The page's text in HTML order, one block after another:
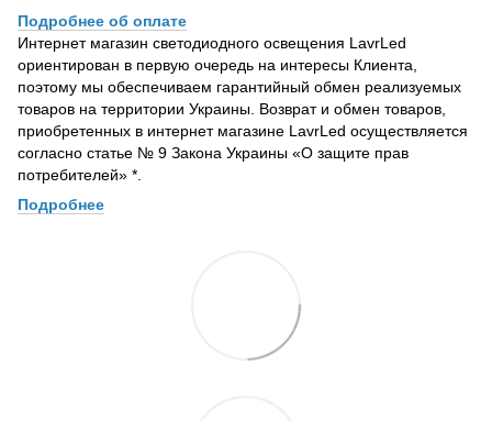
Подробнее об оплате
Интернет магазин светодиодного освещения LavrLed
ориентирован в первую очередь на интересы Клиента,
поэтому мы обеспечиваем гарантийный обмен реализуемых
товаров на территории Украины. Возврат и обмен товаров,
приобретенных в интернет магазине LavrLed осуществляется
согласно статье № 9 Закона Украины «О защите прав
потребителей» *.
Подробнее